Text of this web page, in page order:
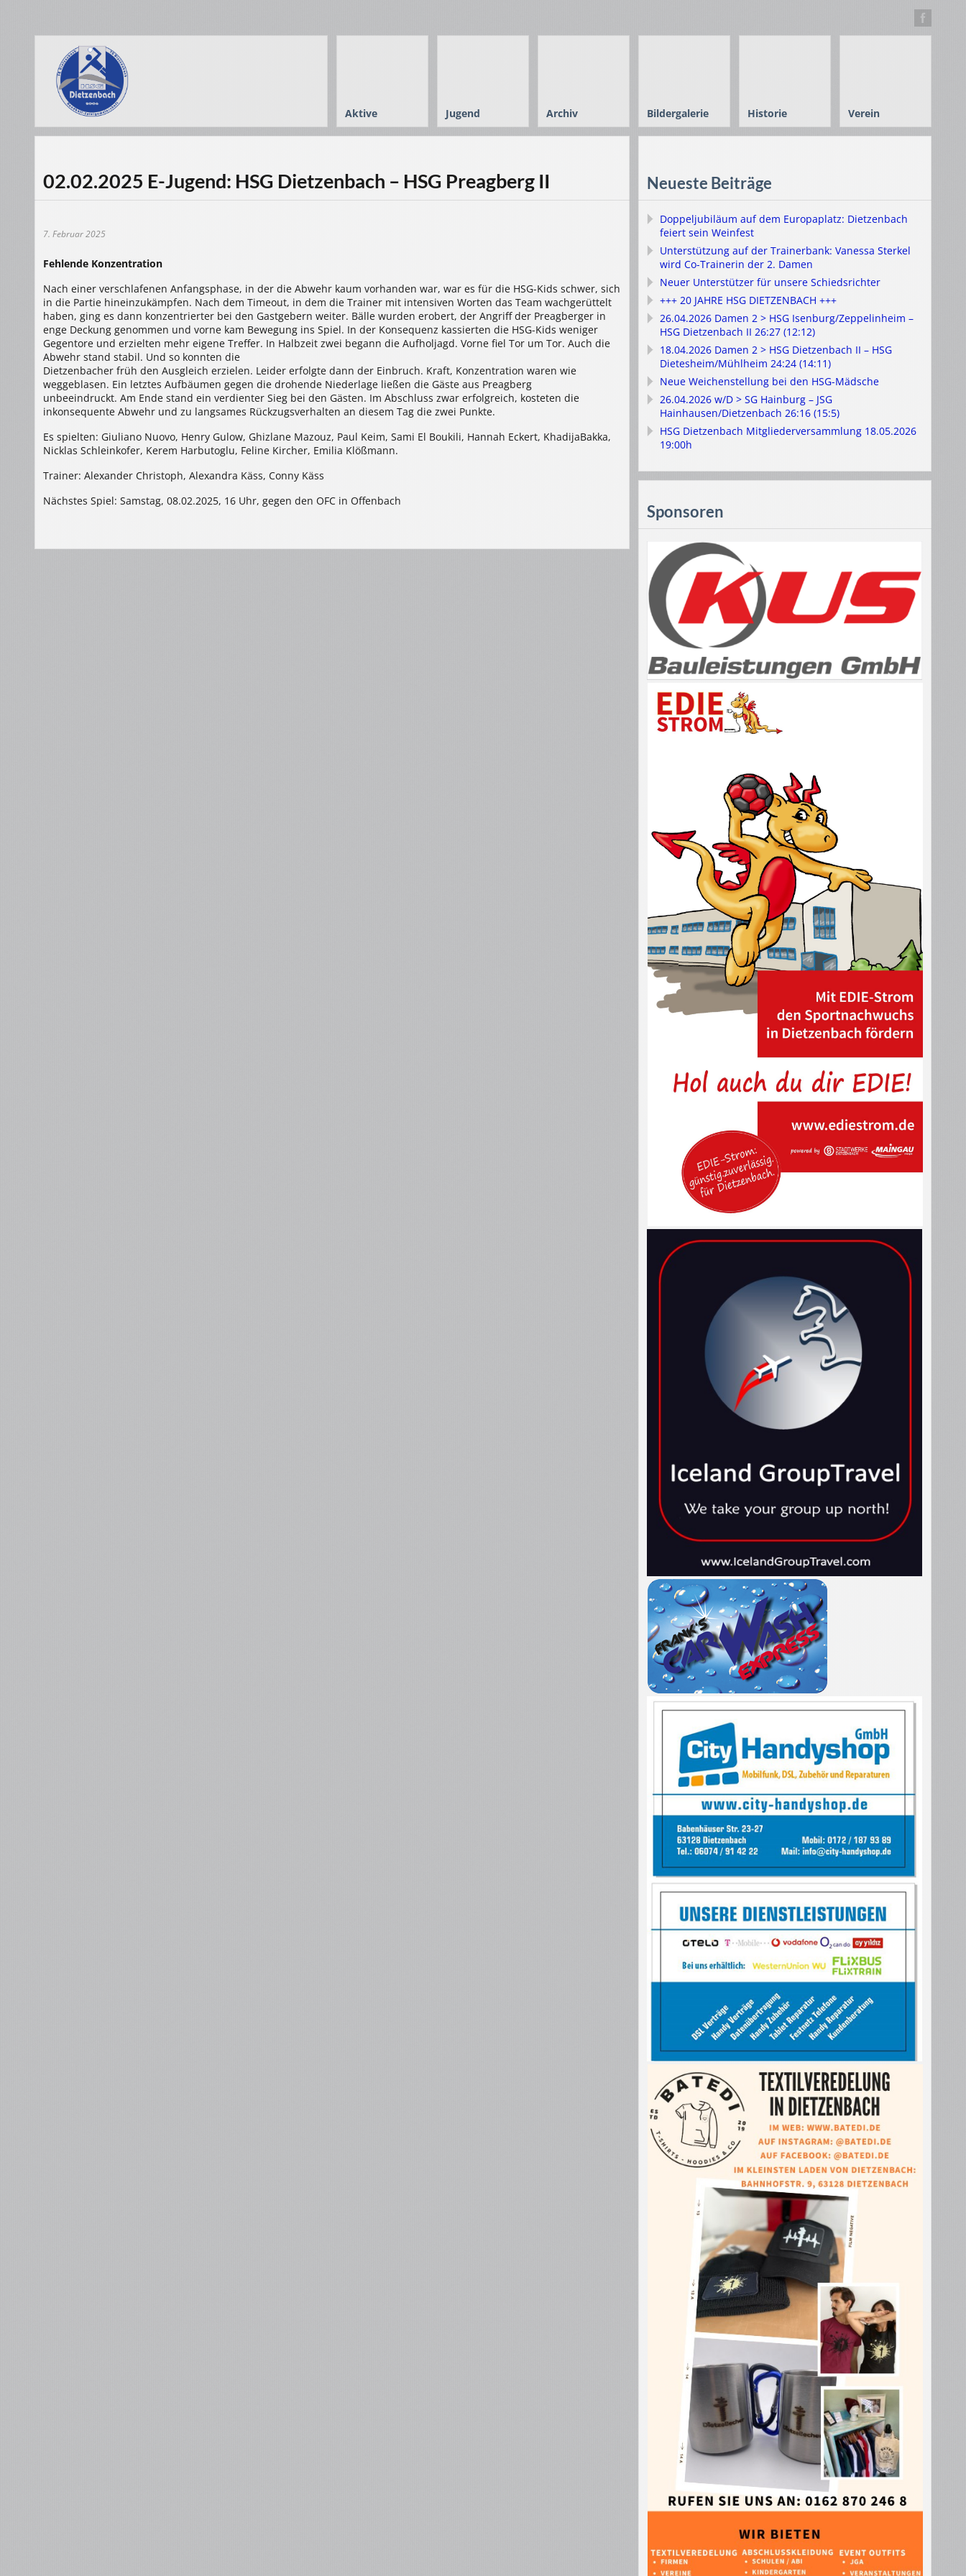
Aktive Jugend Archiv Bildergalerie Historie Verein
02.02.2025 E-Jugend: HSG Dietzenbach – HSG Preagberg II
7. Februar 2025
Fehlende Konzentration
Nach einer verschlafenen Anfangsphase, in der die Abwehr kaum vorhanden war, war es für die HSG-Kids schwer, sich
in die Partie hineinzukämpfen. Nach dem Timeout, in dem die Trainer mit intensiven Worten das Team wachgerüttelt
haben, ging es dann konzentrierter bei den Gastgebern weiter. Bälle wurden erobert, der Angriff der Preagberger in
enge Deckung genommen und vorne kam Bewegung ins Spiel. In der Konsequenz kassierten die HSG-Kids weniger
Gegentore und erzielten mehr eigene Treffer. In Halbzeit zwei begann die Aufholjagd. Vorne fiel Tor um Tor. Auch die
Abwehr stand stabil. Und so konnten die
Dietzenbacher früh den Ausgleich erzielen. Leider erfolgte dann der Einbruch. Kraft, Konzentration waren wie
weggeblasen. Ein letztes Aufbäumen gegen die drohende Niederlage ließen die Gäste aus Preagberg
unbeeindruckt. Am Ende stand ein verdienter Sieg bei den Gästen. Im Abschluss zwar erfolgreich, kosteten die
inkonsequente Abwehr und zu langsames Rückzugsverhalten an diesem Tag die zwei Punkte.
Es spielten: Giuliano Nuovo, Henry Gulow, Ghizlane Mazouz, Paul Keim, Sami El Boukili, Hannah Eckert, KhadijaBakka,
Nicklas Schleinkofer, Kerem Harbutoglu, Feline Kircher, Emilia Klößmann.
Trainer: Alexander Christoph, Alexandra Käss, Conny Käss
Nächstes Spiel: Samstag, 08.02.2025, 16 Uhr, gegen den OFC in Offenbach
Neueste Beiträge
Doppeljubiläum auf dem Europaplatz: Dietzenbach
feiert sein Weinfest
Unterstützung auf der Trainerbank: Vanessa Sterkel
wird Co-Trainerin der 2. Damen
Neuer Unterstützer für unsere Schiedsrichter
+++ 20 JAHRE HSG DIETZENBACH +++
26.04.2026 Damen 2 > HSG Isenburg/Zeppelinheim –
HSG Dietzenbach II 26:27 (12:12)
18.04.2026 Damen 2 > HSG Dietzenbach II – HSG
Dietesheim/Mühlheim 24:24 (14:11)
Neue Weichenstellung bei den HSG-Mädsche
26.04.2026 w/D > SG Hainburg – JSG
Hainhausen/Dietzenbach 26:16 (15:5)
HSG Dietzenbach Mitgliederversammlung 18.05.2026
19:00h
Sponsoren